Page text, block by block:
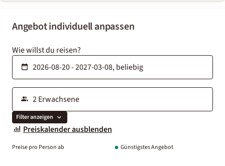
Angebot individuell anpassen
Wie willst du reisen?
Filter anzeigen
Preiskalender ausblenden
Preise pro Person ab Günstigstes Angebot